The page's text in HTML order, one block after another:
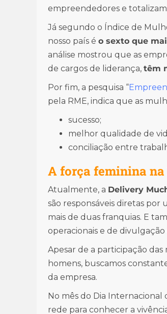
empreendedores e totalizam
Já segundo o Índice de
nosso país é o sexto que
análise mostrou que as
de cargos de liderança, têm
Por fim, a pesquisa “
pela RME, indica que as
sucesso;
melhor qualidade de
conciliação entre
A força feminina
Atualmente, a Delivery
são responsáveis diretas por
mais de duas franquias. E
operacionais e de divulgação
Apesar de a participação
homens, buscamos
da empresa.
No mês do Dia
rede para conhecer a